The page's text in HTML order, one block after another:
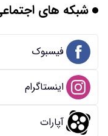
شبکه های
فیسبوک
اینستاگرام
آپارات